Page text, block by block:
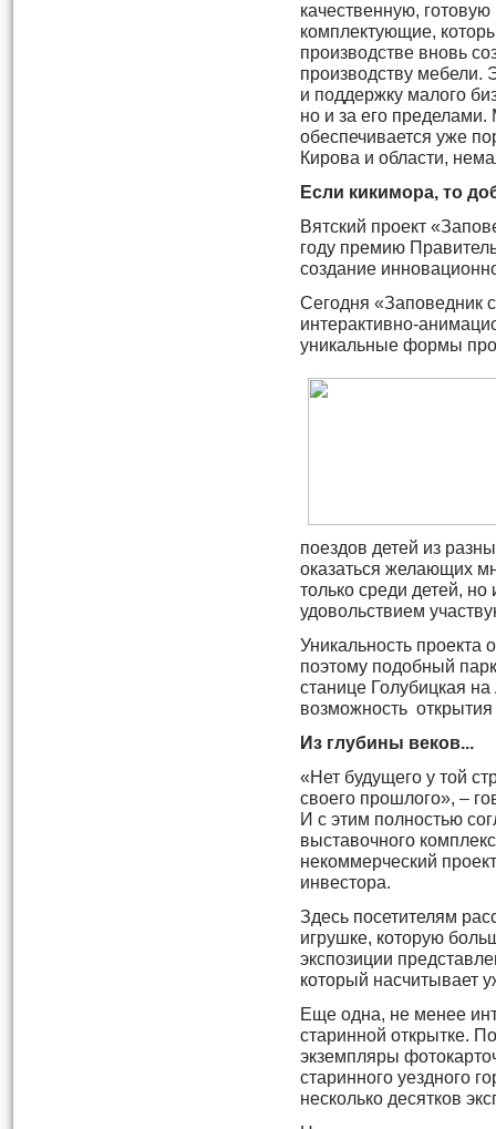
качественную,
комплектующие,
производстве вновь
производству мебели.
и поддержку малого
но и за его
обеспечивается уже
Кирова и области,
Если кикимора, то
Вятский проект
году премию
создание
Сегодня «Заповедник
интерактивно-
уникальные формы
поездов детей из
оказаться желающих
только среди детей,
удовольствием
Уникальность проекта
поэтому подобный
станице Голубицкая
возможность
Из глубины веков...
«Нет будущего у той
своего прошлого», –
И с этим полностью
выставочного
некоммерческий
инвестора.
Здесь посетителям
игрушке, которую
экспозиции
который насчитывает
Еще одна, не менее
старинной открытке.
экземпляры
старинного уездного
несколько десятков